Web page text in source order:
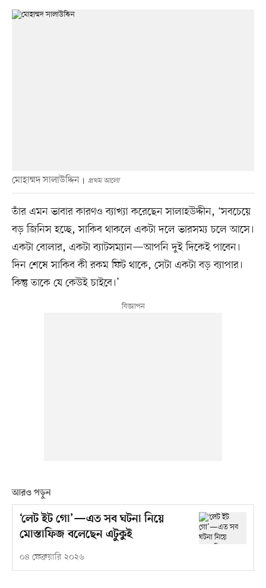
মোহাম্মদ সালাউদ্দিন প্রথম আলো
তাঁর এমন ভাবার কারণও ব্যাখ্যা করেছেন সালাহউদ্দীন, ‘সবচেয়ে
বড় জিনিস হচ্ছে, সাকিব থাকলে একটা দলে ভারসম্য চলে আসে।
একটা বোলার, একটা ব্যাটসম্যান—আপনি দুই দিকেই পাবেন।
দিন শেষে সাকিব কী রকম ফিট থাকে, সেটা একটা বড় ব্যাপার।
কিন্তু তাকে যে কেউই চাইবে।’
আরও পড়ুন
‘লেট ইট গো’—এত সব ঘটনা নিয়ে
মোস্তাফিজ বলেছেন এটুকুই
০৪ ফেব্রুয়ারি ২০২৬